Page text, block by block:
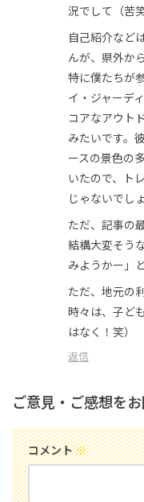
況でして（苦笑
自己紹介など
んが、県外か
特に僕たちが
イ・ジャーデ
コアなアウト
みたいです。
ースの景色の
いたので、ト
じゃないでし
ただ、記事の
結構大変そう
みようかー」
ただ、地元の
時々は、子ど
はなく！笑）
返信
ご意見・ご感想を
コメント※